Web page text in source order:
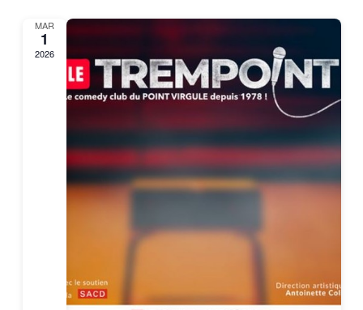
MAR
1
2026